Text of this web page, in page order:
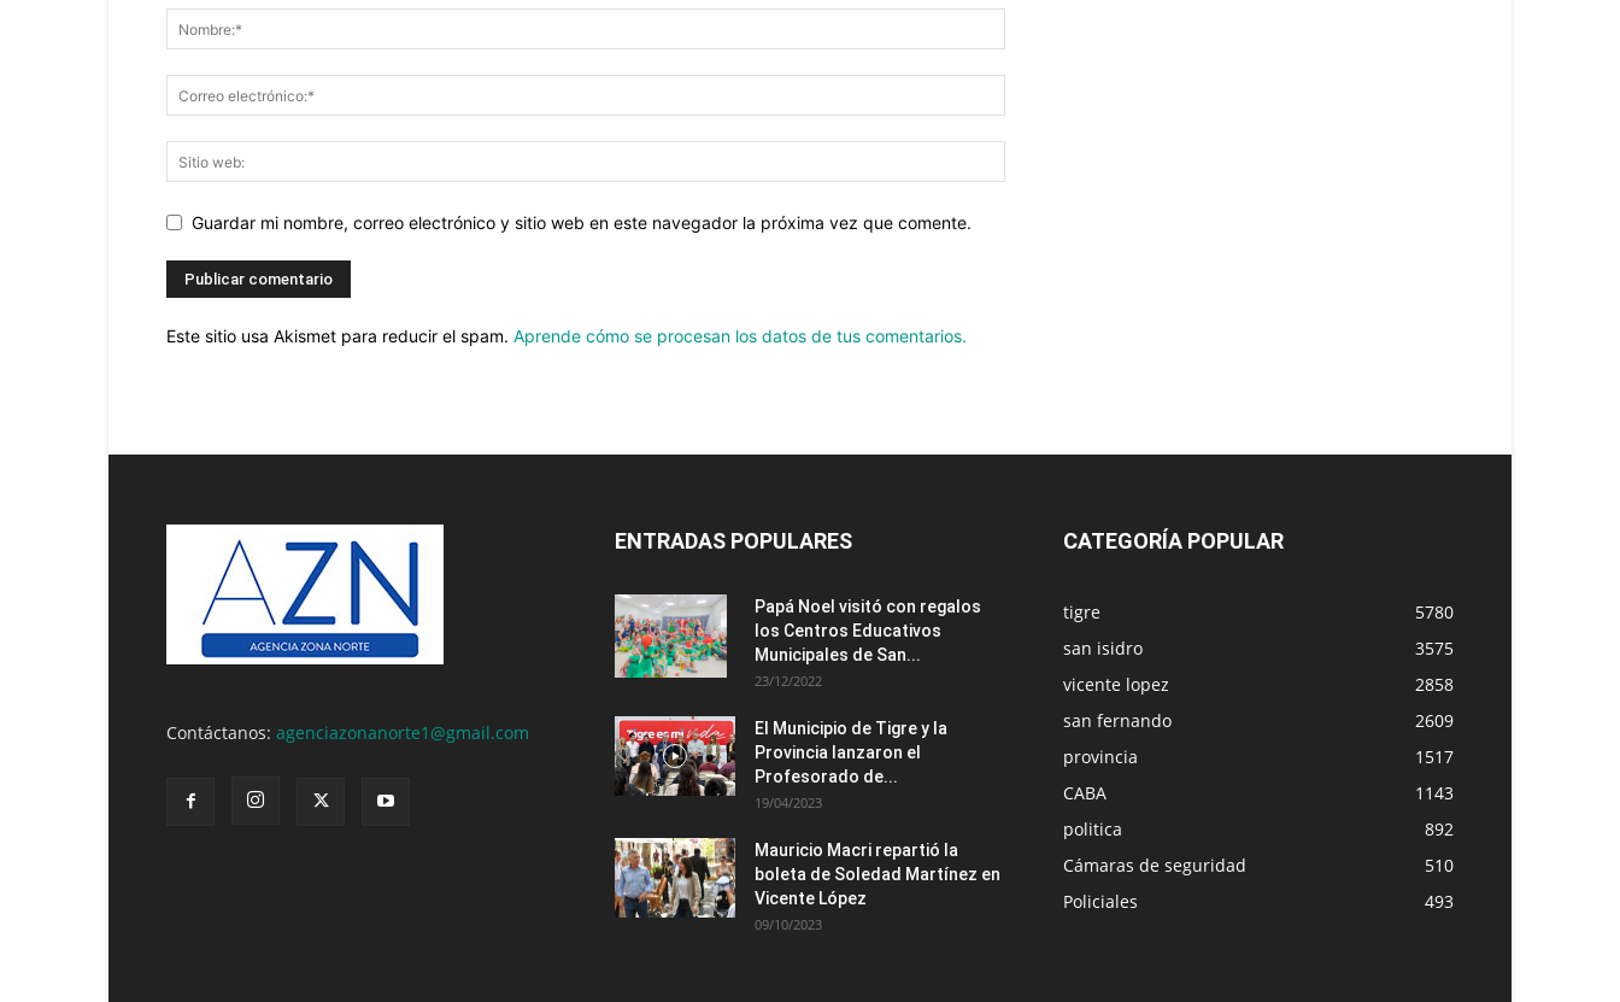
Guardar mi nombre, correo electrónico y sitio web en este navegador la próxima vez que comente.
Este sitio usa Akismet para reducir el spam. Aprende cómo se procesan los datos de tus comentarios.
Contáctanos: agenciazonanorte1@gmail.com
ENTRADAS POPULARES
Papá Noel visitó con regalos
los Centros Educativos
Municipales de San...
23/12/2022
El Municipio de Tigre y la
Provincia lanzaron el
Profesorado de...
19/04/2023
Mauricio Macri repartió la
boleta de Soledad Martínez en
Vicente López
09/10/2023
CATEGORÍA POPULAR
tigre
5780
san isidro
3575
vicente lopez
2858
san fernando
2609
provincia
1517
CABA
1143
politica
892
Cámaras de seguridad
510
Policiales
493